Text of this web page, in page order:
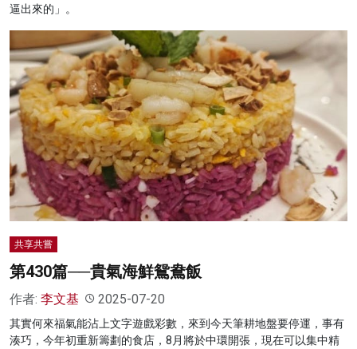
逼出來的」。
共享共嘗
第430篇──貴氣海鮮鴛鴦飯
作者: 李文基 2025-07-20
其實何來福氣能沾上文字遊戲彩數，來到今天筆耕地盤要停運，事有
湊巧，今年初重新籌劃的食店，8月將於中環開張，現在可以集中精